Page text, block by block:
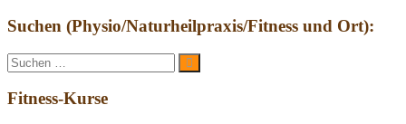
Suchen (Physio/Naturheilpraxis/Fitness und Ort):
Suche
nach:
Suchen
Fitness-Kurse